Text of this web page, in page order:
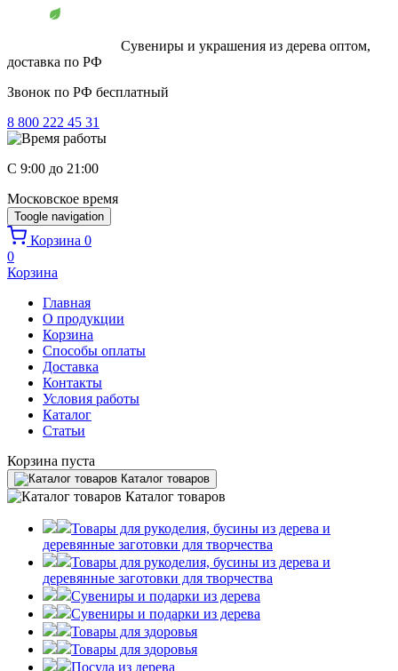
Перейти к основному содержанию
Сувениры и украшения из дерева оптом,
доставка по РФ
Звонок по РФ бесплатный
8 800 222 45 31
C 9:00 до 21:00
Московское время
Toogle navigation
Корзина 0
0
Корзина
Главная
О продукции
Корзина
Способы оплаты
Доставка
Контакты
Условия работы
Каталог
Статьи
Корзина пуста
Каталог товаров
Каталог товаров
Товары для рукоделия, бусины из дерева и
деревянные заготовки для творчества
Товары для рукоделия, бусины из дерева и
деревянные заготовки для творчества
Сувениры и подарки из дерева
Сувениры и подарки из дерева
Товары для здоровья
Товары для здоровья
Посуда из дерева